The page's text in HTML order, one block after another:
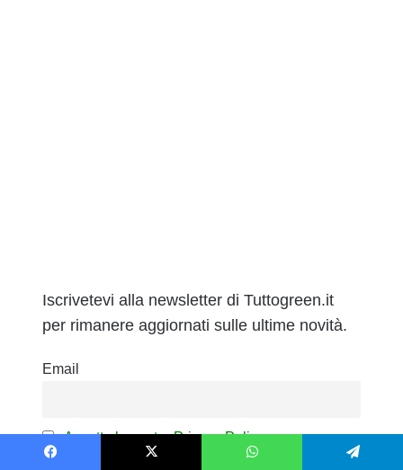
Iscrivetevi alla newsletter di Tuttogreen.it
per rimanere aggiornati sulle ultime novità.
Email
Accetta la nostra Privacy Policy